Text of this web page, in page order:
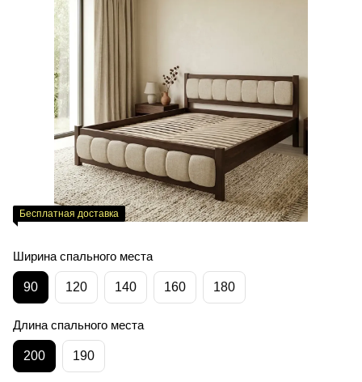
Бесплатная доставка
Ширина спального места
90 120 140 160 180
Длина спального места
200 190